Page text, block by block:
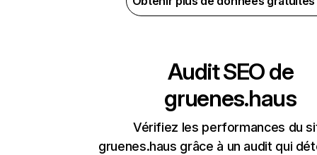
Audit SEO de
gruenes.haus
Vérifiez les performances du
gruenes.haus grâce à un audit qui